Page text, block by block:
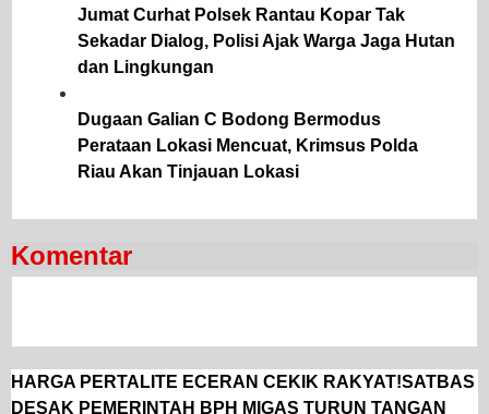
Jumat Curhat Polsek Rantau Kopar Tak
Sekadar Dialog, Polisi Ajak Warga Jaga Hutan
dan Lingkungan
Dugaan Galian C Bodong Bermodus
Perataan Lokasi Mencuat, Krimsus Polda
Riau Akan Tinjauan Lokasi
Komentar
HARGA PERTALITE ECERAN CEKIK RAKYAT!SATBAS
DESAK PEMERINTAH BPH MIGAS TURUN TANGAN